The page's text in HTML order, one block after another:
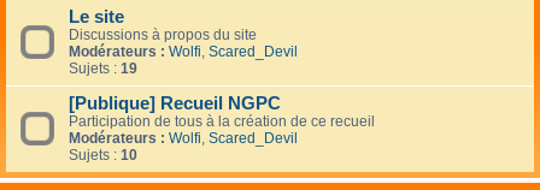
Le site
Discussions à propos du site
Modérateurs : Wolfi, Scared_Devil
Sujets : 19
[Publique] Recueil NGPC
Participation de tous à la création de ce recueil
Modérateurs : Wolfi, Scared_Devil
Sujets : 10